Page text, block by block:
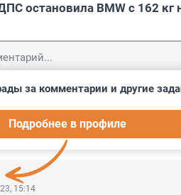
остановила BMW с 162 кг
за комментарии и другие
Подробнее в профиле
15:14